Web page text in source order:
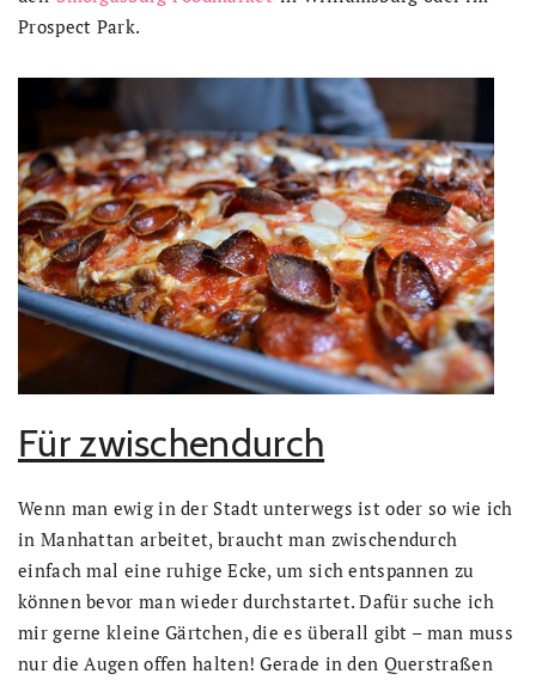
Prospect Park.
Für zwischendurch
Wenn man ewig in der Stadt unterwegs ist oder so wie ich
in Manhattan arbeitet, braucht man zwischendurch
einfach mal eine ruhige Ecke, um sich entspannen zu
können bevor man wieder durchstartet. Dafür suche ich
mir gerne kleine Gärtchen, die es überall gibt – man muss
nur die Augen offen halten! Gerade in den Querstraßen